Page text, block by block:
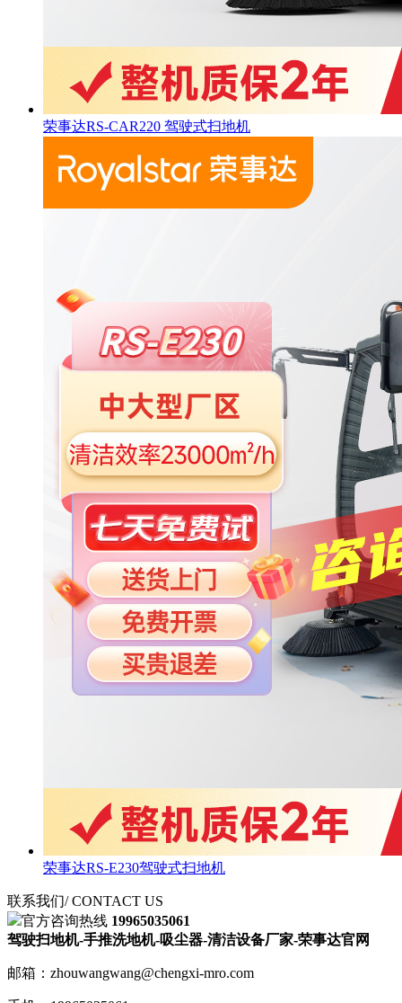
荣事达RS-CAR220 驾驶式扫地机
荣事达RS-E230驾驶式扫地机
联系我们/ CONTACT US
官方咨询热线 19965035061
驾驶扫地机-手推洗地机-吸尘器-清洁设备厂家-荣事达官网
邮箱：zhouwangwang@chengxi-mro.com